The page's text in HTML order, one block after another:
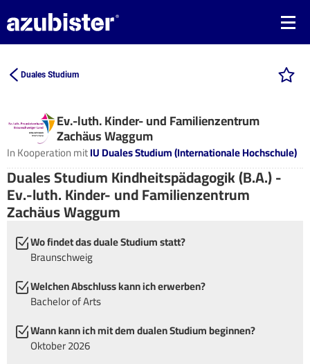
Duales Studium
Ev.-luth. Kinder- und Familienzentrum
Zachäus Waggum
In Kooperation mitIU Duales Studium (Internationale Hochschule)
Duales Studium Kindheitspädagogik (B.A.) -
Ev.-luth. Kinder- und Familienzentrum
Zachäus Waggum
Wo findet das duale Studium statt?
Braunschweig
Welchen Abschluss kann ich erwerben?
Bachelor of Arts
Wann kann ich mit dem dualen Studium beginnen?
Oktober 2026